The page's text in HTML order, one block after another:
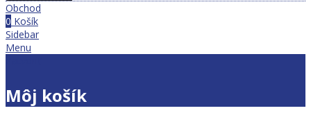
Obchod
0 Košík
Sidebar
Menu
Môj košík